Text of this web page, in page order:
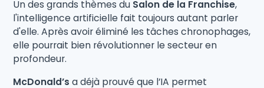
Un des grands thèmes du Salon de la Franchise,
l'intelligence artificielle fait toujours autant parler
d'elle. Après avoir éliminé les tâches chronophages,
elle pourrait bien révolutionner le secteur en
profondeur.
McDonald’s a déjà prouvé que l’IA permet